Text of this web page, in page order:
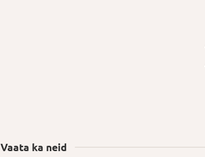
Vaata ka neid